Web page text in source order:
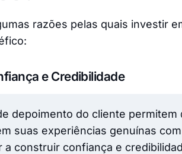
razões pelas quais investir
e Credibilidade
depoimento do cliente permitem
suas experiências genuínas
a construir confiança e